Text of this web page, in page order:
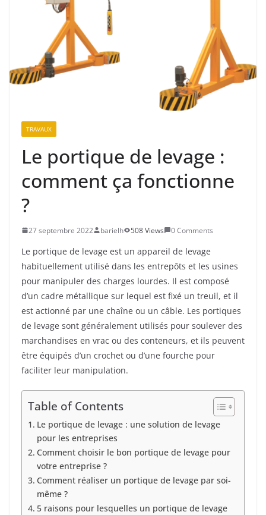
TRAVAUX
Le portique de levage :
comment ça fonctionne
?
27 septembre 2022 barielh 508 Views 0 Comments
Le portique de levage est un appareil de levage
habituellement utilisé dans les entrepôts et les usines
pour manipuler des charges lourdes. Il est composé
d’un cadre métallique sur lequel est fixé un treuil, et il
est actionné par une chaîne ou un câble. Les portiques
de levage sont généralement utilisés pour soulever des
marchandises en vrac ou des conteneurs, et ils peuvent
être équipés d’un crochet ou d’une fourche pour
faciliter leur manipulation.
Table of Contents
Le portique de levage : une solution de levage
pour les entreprises
Comment choisir le bon portique de levage pour
votre entreprise ?
Comment réaliser un portique de levage par soi-
même ?
5 raisons pour lesquelles un portique de levage